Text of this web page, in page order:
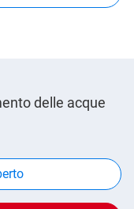
delle acque